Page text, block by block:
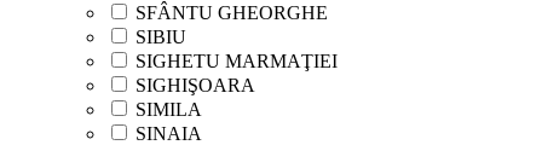
SFÂNTU GHEORGHE
SIBIU
SIGHETU MARMAŢIEI
SIGHIŞOARA
SIMILA
SINAIA